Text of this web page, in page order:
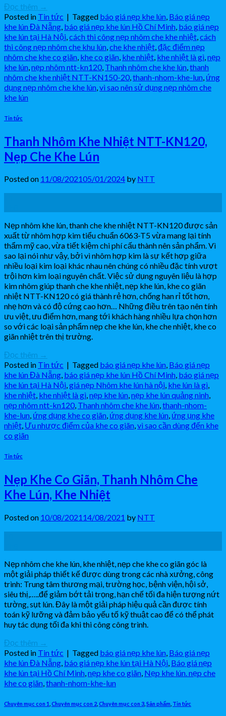
Đọc thêm →
Posted in Tin tức | Tagged báo giá nẹp khe lún Báo giá nẹp
khe lún Đà Nẵng báo giá nẹp khe lún Hồ Chí Minh báo giá nẹp
khe lún tại Hà Nội cách thi công nẹp nhôm che khe nhiệt cách
thi công nẹp nhôm che khu lún che khe nhiệt đặc điểm nẹp
nhôm che khe co giãn khe co giãn khe nhiệt khe nhiệt là gì nẹp
khe lún nẹp nhôm ntt-kn120 Thanh nhôm che khe lún thanh
nhôm che khe nhiệt NTT-KN150-20 thanh-nhom-khe-lun ứng
dụng nẹp nhôm che khe lún vì sao nên sử dụng nẹp nhôm che
khe lún
Tin tức
Thanh Nhôm Khe Nhiệt NTT-KN120,
Nẹp Che Khe Lún
Posted on 11/08/202105/01/2024 by NTT
Nẹp nhôm khe lún, thanh che khe nhiệt NTT-KN120 được sản
xuất từ nhôm hợp kim tiểu chuẩn 6063-T5 vừa mang lại tính
thẩm mỹ cao, vừa tiết kiệm chi phí cấu thành nên sản phẩm. Vì
sao lại nói như vậy, bởi vì nhôm hợp kim là sự kết hợp giữa
nhiều loại kim loại khác nhau nên chúng có nhiều đặc tính vượt
trội hơn kim loại nguyên chất. Việc sử dụng nguyên liệu là hợp
kim nhôm giúp thanh che khe nhiệt, nẹp khe lún, khe co giãn
nhiệt NTT-KN120 có giá thành rẻ hơn, chống han rỉ tốt hơn,
nhẹ hơn và có độ cứng cao hơn… Những điều trên tạo nên tính
ưu việt, ưu điểm hơn, mang tới khách hàng nhiều lựa chọn hơn
so với các loại sản phẩm nẹp che khe lún, khe che nhiệt, khe co
giãn nhiệt trên thị trường.
Đọc thêm →
Posted in Tin tức | Tagged báo giá nẹp khe lún, Báo giá nẹp
khe lún Đà Nẵng, báo giá nẹp khe lún Hồ Chí Minh, báo giá nẹp
khe lún tại Hà Nội,giá nẹp Nhôm khe lún hà nội, khe lún là gì,
khe nhiệt, khe nhiệt là gì,nẹp khe lún,nẹp khe lún quảng ninh,
nẹp nhôm ntt-kn120, Thanh nhôm che khe lún,thanh-nhom-
khe-lun, ứng dụng khe co giãn, ứng dụng khe lún, ứng ụng khe
nhiệt, Ưu nhược điểm của khe co giãn,vì sao cần dùng đến khe
co giãn
Tin tức
Nẹp Khe Co Giãn, Thanh Nhôm Che
Khe Lún, Khe Nhiệt
Posted on 10/08/202114/08/2021 by NTT
Nẹp nhôm che khe lún, khe nhiệt, nẹp che khe co giãn góc là
một giải pháp thiết kế được dùng trong các nhà xưởng, công
trình: Trung tâm thương mại, trường học, bệnh viện, hội sở,
siêu thị,…..để giảm bớt tải trọng, hạn chế tối đa hiện tượng nứt
tường, sụt lún. Đây là một giải pháp hiệu quả cần được tính
toán kỹ lưỡng và đảm bảo yếu tố kỹ thuật cao để có thể phát
huy tác dụng tối đa khi thi công công trình.
Đọc thêm →
Posted in Tin tức | Tagged báo giá nẹp khe lún, Báo giá nẹp
khe lún Đà Nẵng, báo giá nẹp khe lún tại Hà Nội, Báo giá nẹp
khe lún tại Hồ Chí Minh,nẹp khe co giãn, Nẹp khe lún. nẹp che
khe co giãn,thanh-nhom-khe-lun
Chuyên mục con 1 Chuyên mục con 2 Chuyên mục con 3 Sản phẩm Tin tức